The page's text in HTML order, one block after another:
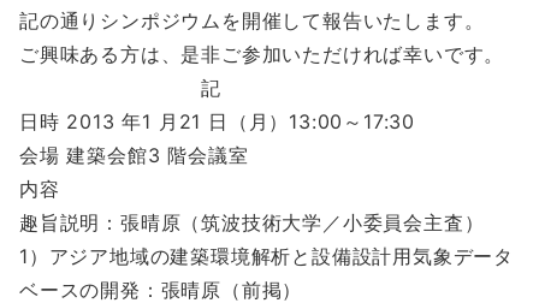
記の通りシンポジウムを開催して報告いたします。
ご興味ある方は、是非ご参加いただければ幸いです。
記
日時 2013 年1 月21 日（月）13:00～17:30
会場 建築会館3 階会議室
内容
趣旨説明：張晴原（筑波技術大学／小委員会主査）
1）アジア地域の建築環境解析と設備設計用気象データ
ベースの開発：張晴原（前掲）